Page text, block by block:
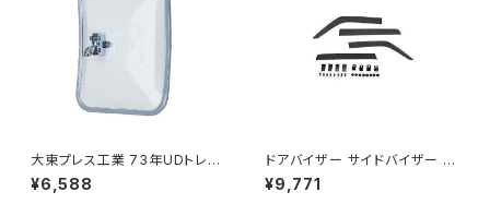
大東プレス工業 73年UDトレー
ラーミラーL013 （P付） DI-52
¥6,588
ドアバイザー サイドバイザー タ
ンク 900系 ルーミー 900系 M
900A M910A サイドドア 金具
¥9,771